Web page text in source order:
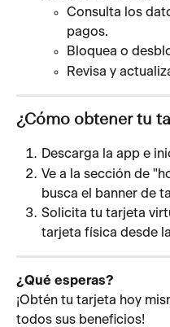
Consulta los
pagos.
Bloquea o
Revisa y
¿Cómo obtener tu
Descarga la app e
Ve a la sección de
busca el banner de
Solicita tu tarjeta
tarjeta física desde
¿Qué esperas?
¡Obtén tu tarjeta hoy
todos sus beneficios!